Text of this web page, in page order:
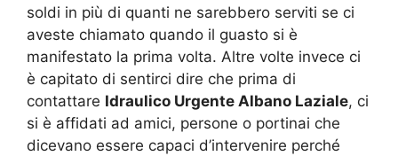
soldi in più di quanti ne sarebbero serviti se ci
aveste chiamato quando il guasto si è
manifestato la prima volta. Altre volte invece ci
è capitato di sentirci dire che prima di
contattare Idraulico Urgente Albano Laziale, ci
si è affidati ad amici, persone o portinai che
dicevano essere capaci d’intervenire perché